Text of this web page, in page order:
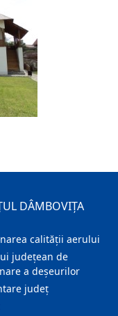
DÂMBOVIȚA
calității aerului
județean de
a deșeurilor
judeţ